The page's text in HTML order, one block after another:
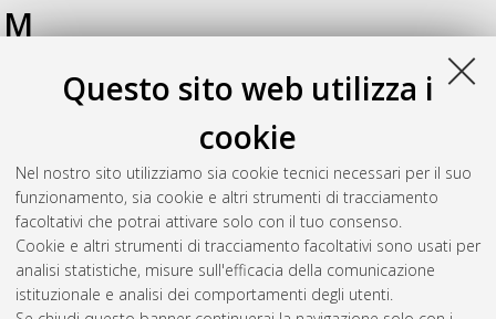
Questo sito web utilizza i
cookie
Nel nostro sito utilizziamo sia cookie tecnici necessari per il suo
funzionamento, sia cookie e altri strumenti di tracciamento
facoltativi che potrai attivare solo con il tuo consenso.
Cookie e altri strumenti di tracciamento facoltativi sono usati per
analisi statistiche, misure sull'efficacia della comunicazione
istituzionale e analisi dei comportamenti degli utenti.
M
Macedoni, Pietro(2025)Optimization of data collection and
analysis methods to reduce the impact of oil and gas industry
upstream activities on the environment: a focus on SCOPE 1
, [Dissertation thesis], Alma Mater Studiorum
Università di Bologna. Dottorato di ricerca inScienze
statistiche, 37 Ciclo.
Questa lista e' stata generata ilSat Aug 8 20:48:07 2026